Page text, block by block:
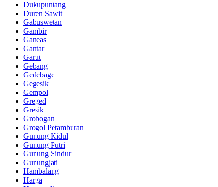
Dukupuntang
Duren Sawit
Gabuswetan
Gambir
Ganeas
Gantar
Garut
Gebang
Gedebage
Gegesik
Gempol
Greged
Gresik
Grobogan
Grogol Petamburan
Gunung Kidul
Gunung Putri
Gunung Sindur
Gunungjati
Hambalang
Harga